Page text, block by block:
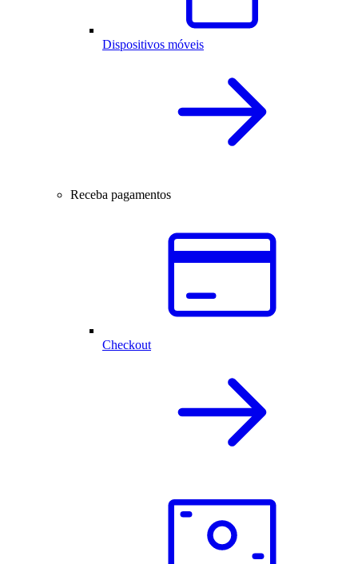
Dispositivos móveis
Receba pagamentos
Checkout